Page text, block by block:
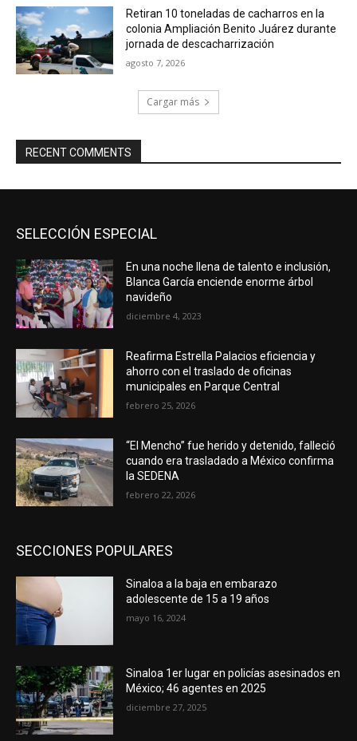
Retiran 10 toneladas de cacharros en la
colonia Ampliación Benito Juárez durante
jornada de descacharrización
agosto 7, 2026
Cargar más
RECENT COMMENTS
SELECCIÓN ESPECIAL
En una noche llena de talento e inclusión,
Blanca García enciende enorme árbol
navideño
diciembre 4, 2023
Reafirma Estrella Palacios eficiencia y
ahorro con el traslado de oficinas
municipales en Parque Central
febrero 25, 2026
“El Mencho” fue herido y detenido, falleció
cuando era trasladado a México confirma
la SEDENA
febrero 22, 2026
SECCIONES POPULARES
Sinaloa a la baja en embarazo
adolescente de 15 a 19 años
mayo 16, 2024
Sinaloa 1er lugar en policías asesinados en
México; 46 agentes en 2025
diciembre 27, 2025